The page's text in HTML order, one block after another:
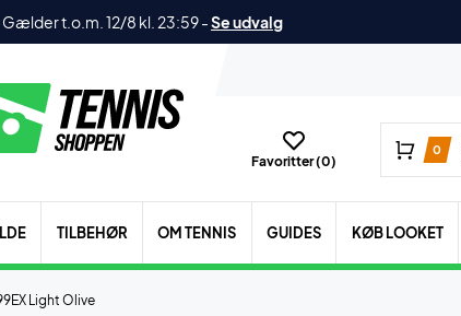
Gælder t.o.m. 12/8 kl. 23:59-Se udvalg
Favoritter (0)
0
TILBEHØR OM TENNIS GUIDES KØB LOOKET
Light Olive